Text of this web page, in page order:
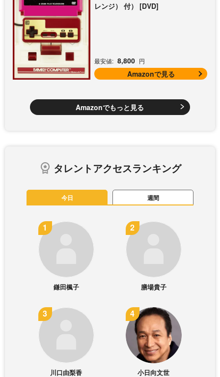
レンジ） 付） [DVD]
最安値: 8,800 円
Amazonで見る
Amazonでもっと見る
タレントアクセスランキング
今日 週間
鎌田楓子 膳場貴子
川口由梨香 小日向文世